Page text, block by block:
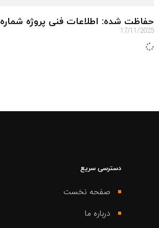
حفاظت شده: اطلاعات فنی پروژه شماره 1
17/11/2025
دسترسی سریع
صفحه نخست
درباره ما